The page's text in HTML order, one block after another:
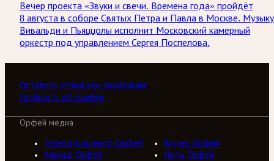
Вечер проекта «Звуки и свечи. Времена года» пройдёт
8 августа в соборе Святых Петра и Павла в Москве. Музыку
Вивальди и Пьяццолы исполнит Московский камерный
оркестр под управлением Сергея Поспелова.
Оставить отзыв или пожелание
Сообщить об ошибке
Орфей медиа
Телерадиоцентр Орфей
Видео Орфей
Афиша Орфей
Ноты Орфей